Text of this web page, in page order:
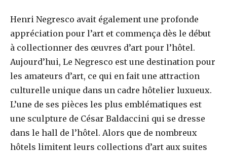
Henri Negresco avait également une profonde
appréciation pour l’art et commença dès le début
à collectionner des œuvres d’art pour l’hôtel.
Aujourd’hui, Le Negresco est une destination pour
les amateurs d’art, ce qui en fait une attraction
culturelle unique dans un cadre hôtelier luxueux.
L’une de ses pièces les plus emblématiques est
une sculpture de César Baldaccini qui se dresse
dans le hall de l’hôtel. Alors que de nombreux
hôtels limitent leurs collections d’art aux suites